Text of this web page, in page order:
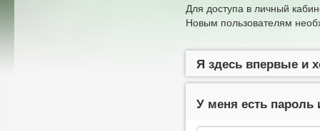
Для доступа в личный
Новым пользователям
Я здесь впервые и
У меня есть пароль